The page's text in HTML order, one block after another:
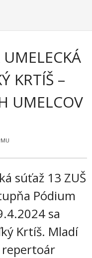
2024/2025
KRTÍŠ –
UMELCOV
súťaž 13 ZUŠ
Pódium
sa
Krtíš. Mladí
repertoár